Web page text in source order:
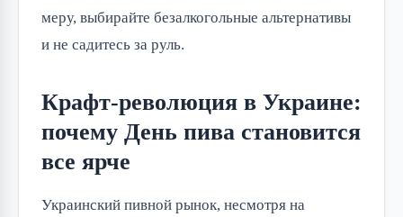
меру, выбирайте безалкогольные альтернативы
и не садитесь за руль.
Крафт-революция в Украине:
почему День пива становится
все ярче
Украинский пивной рынок, несмотря на